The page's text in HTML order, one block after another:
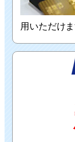
用いただけま